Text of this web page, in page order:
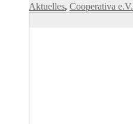
Aktuelles, Cooperativa e.V.